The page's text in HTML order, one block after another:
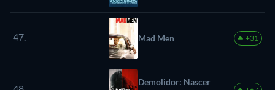
de Kim Wall
47. Mad Men +31
Demolidor: Nascer